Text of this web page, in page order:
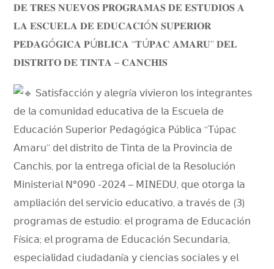
𝐃𝐄 𝐓𝐑𝐄𝐒 𝐍𝐔𝐄𝐕𝐎𝐒 𝐏𝐑𝐎𝐆𝐑𝐀𝐌𝐀𝐒 𝐃𝐄 𝐄𝐒𝐓𝐔𝐃𝐈𝐎𝐒 𝐀
𝐋𝐀 𝐄𝐒𝐂𝐔𝐄𝐋𝐀 𝐃𝐄 𝐄𝐃𝐔𝐂𝐀𝐂𝐈Ó𝐍 𝐒𝐔𝐏𝐄𝐑𝐈𝐎𝐑
𝐏𝐄𝐃𝐀𝐆Ó𝐆𝐈𝐂𝐀 𝐏Ú𝐁𝐋𝐈𝐂𝐀 “𝐓Ú𝐏𝐀𝐂 𝐀𝐌𝐀𝐑𝐔” 𝐃𝐄𝐋
𝐃𝐈𝐒𝐓𝐑𝐈𝐓𝐎 𝐃𝐄 𝐓𝐈𝐍𝐓𝐀 – 𝐂𝐀𝐍𝐂𝐇𝐈𝐒
𝖲𝖺𝗍𝗂𝗌𝖿𝖺𝖼𝖼𝗂ó𝗇 𝗒 𝖺𝗅𝖾𝗀𝗋í𝖺 𝗏𝗂𝗏𝗂𝖾𝗋𝗈𝗇 𝗅𝗈𝗌 𝗂𝗇𝗍𝖾𝗀𝗋𝖺𝗇𝗍𝖾𝗌
𝖽𝖾 𝗅𝖺 𝖼𝗈𝗆𝗎𝗇𝗂𝖽𝖺𝖽 𝖾𝖽𝗎𝖼𝖺𝗍𝗂𝗏𝖺 𝖽𝖾 𝗅𝖺 𝖤𝗌𝖼𝗎𝖾𝗅𝖺 𝖽𝖾
𝖤𝖽𝗎𝖼𝖺𝖼𝗂ó𝗇 𝖲𝗎𝗉𝖾𝗋𝗂𝗈𝗋 𝖯𝖾𝖽𝖺𝗀ó𝗀𝗂𝖼𝖺 𝖯ú𝖻𝗅𝗂𝖼𝖺 “𝖳ú𝗉𝖺𝖼
𝖠𝗆𝖺𝗋𝗎” 𝖽𝖾𝗅 𝖽𝗂𝗌𝗍𝗋𝗂𝗍𝗈 𝖽𝖾 𝖳𝗂𝗇𝗍𝖺 𝖽𝖾 𝗅𝖺 𝖯𝗋𝗈𝗏𝗂𝗇𝖼𝗂𝖺 𝖽𝖾
𝖢𝖺𝗇𝖼𝗁𝗂𝗌, 𝗉𝗈𝗋 𝗅𝖺 𝖾𝗇𝗍𝗋𝖾𝗀𝖺 𝗈𝖿𝗂𝖼𝗂𝖺𝗅 𝖽𝖾 𝗅𝖺 𝖱𝖾𝗌𝗈𝗅𝗎𝖼𝗂ó𝗇
𝖬𝗂𝗇𝗂𝗌𝗍𝖾𝗋𝗂𝖺𝗅 𝖭°𝟢𝟫𝟢 -𝟤𝟢𝟤𝟦 – 𝖬𝖨𝖭𝖤𝖣𝖴, 𝗊𝗎𝖾 𝗈𝗍𝗈𝗋𝗀𝖺 𝗅𝖺
𝖺𝗆𝗉𝗅𝗂𝖺𝖼𝗂ó𝗇 𝖽𝖾𝗅 𝗌𝖾𝗋𝗏𝗂𝖼𝗂𝗈 𝖾𝖽𝗎𝖼𝖺𝗍𝗂𝗏𝗈, 𝖺 𝗍𝗋𝖺𝗏é𝗌 𝖽𝖾 (𝟥)
𝗉𝗋𝗈𝗀𝗋𝖺𝗆𝖺𝗌 𝖽𝖾 𝖾𝗌𝗍𝗎𝖽𝗂𝗈: 𝖾𝗅 𝗉𝗋𝗈𝗀𝗋𝖺𝗆𝖺 𝖽𝖾 𝖤𝖽𝗎𝖼𝖺𝖼𝗂ó𝗇
𝖥í𝗌𝗂𝖼𝖺; 𝖾𝗅 𝗉𝗋𝗈𝗀𝗋𝖺𝗆𝖺 𝖽𝖾 𝖤𝖽𝗎𝖼𝖺𝖼𝗂ó𝗇 𝖲𝖾𝖼𝗎𝗇𝖽𝖺𝗋𝗂𝖺,
𝖾𝗌𝗉𝖾𝖼𝗂𝖺𝗅𝗂𝖽𝖺𝖽 𝖼𝗂𝗎𝖽𝖺𝖽𝖺𝗇í𝖺 𝗒 𝖼𝗂𝖾𝗇𝖼𝗂𝖺𝗌 𝗌𝗈𝖼𝗂𝖺𝗅𝖾𝗌 𝗒 𝖾𝗅